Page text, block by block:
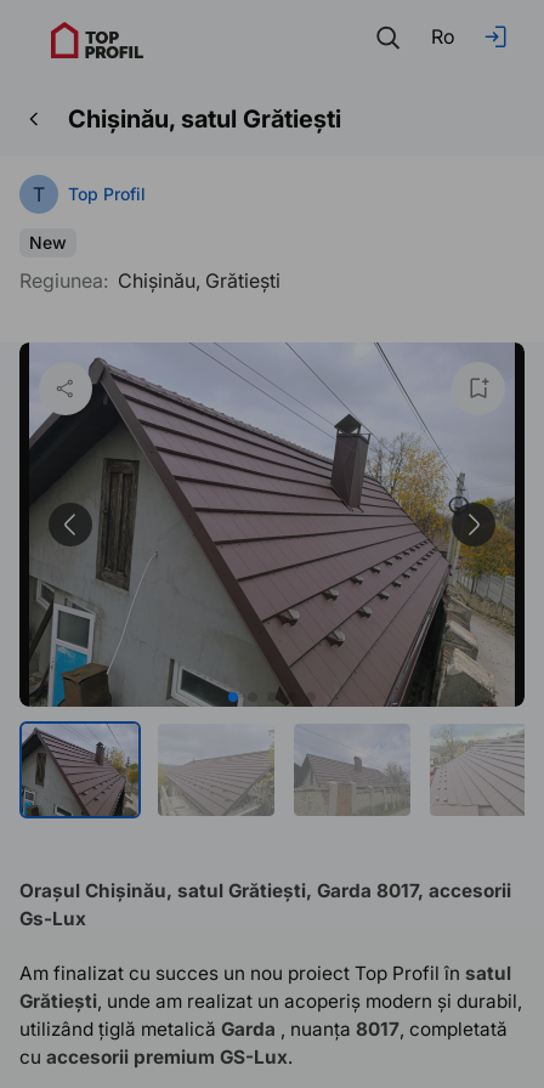
Ro
Chișinău, satul Grătiești
Orașul Chișinău, satul Grătiești, Garda 8017, accesorii
Gs-Lux
Am finalizat cu succes un nou proiect Top Profil în satul
Grătiești, unde am realizat un acoperiș modern și durabil,
utilizând țiglă metalică Garda , nuanța 8017, completată
cu accesorii premium GS-Lux.
T Top Profil
New
Regiunea: Chișinău, Grătiești